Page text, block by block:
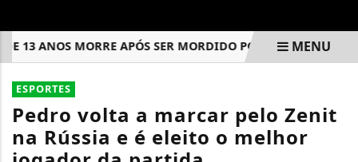
ANOS MORRE APÓS SER MORDIDO POR TUBARÃO EM
EM ALTA
MENU
ESPORTES
Pedro volta a marcar pelo Zenit
na Rússia e é eleito o melhor